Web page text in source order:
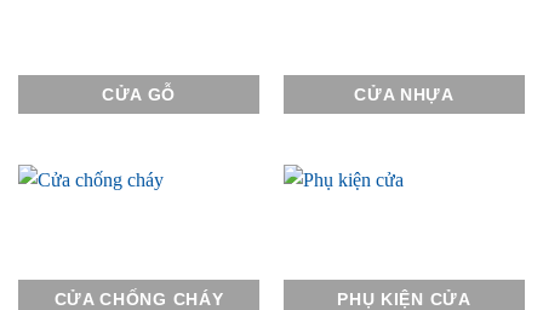
CỬA GỖ CỬA NHỰA
CỬA CHỐNG CHÁY PHỤ KIỆN CỬA